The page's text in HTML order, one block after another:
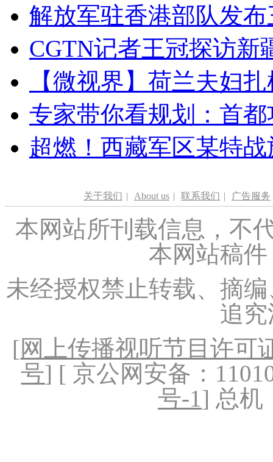
解放军驻香港部队发
CGTN记者王冠探访新
【微视界】荷兰夫妇
专家带你看规划：首
超燃！西藏军区某特
关于我们 | About us | 联系我们 | 广告服务
本网站所刊载信息，不
本网站稿
未经授权禁止转载、摘
追
[网上传播视听节目许可
号] [ 京公网安备：
号-1] 总机